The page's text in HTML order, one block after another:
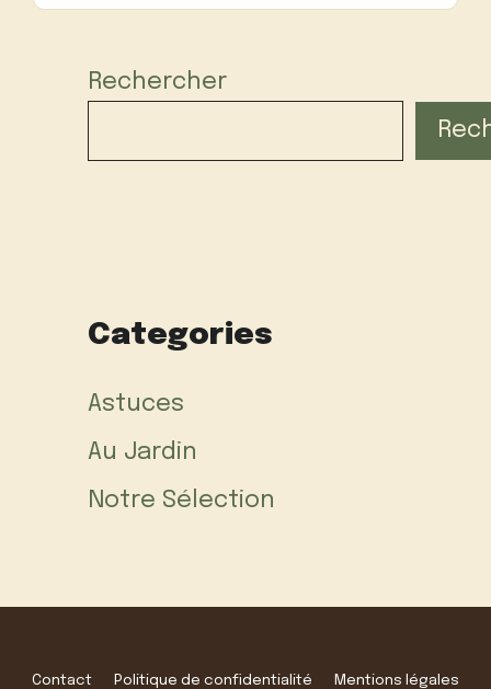
Rechercher
Categories
Astuces
Au Jardin
Notre Sélection
Contact Politique de confidentialité Mentions légales